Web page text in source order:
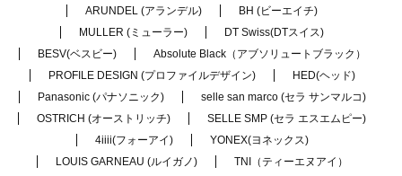
ARUNDEL (アランデル)
BH (ビーエイチ)
MULLER (ミューラー)
DT Swiss(DTスイス)
BESV(ベスビー)
Absolute Black（アブソリュートブラック）
PROFILE DESIGN (プロファイルデザイン)
HED(ヘッド)
Panasonic (パナソニック)
selle san marco (セラ サンマルコ)
OSTRICH (オーストリッチ)
SELLE SMP (セラ エスエムピー)
4iiii(フォーアイ)
YONEX(ヨネックス)
LOUIS GARNEAU (ルイガノ)
TNI（ティーエヌアイ）